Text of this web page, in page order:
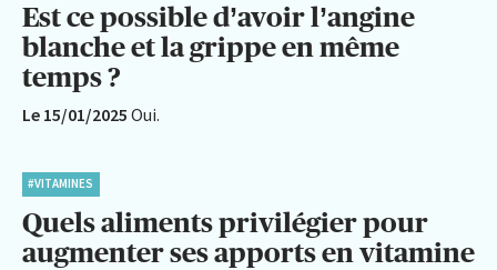
Est ce possible d’avoir l’angine
blanche et la grippe en même
temps ?
Le 15/01/2025 Oui.
#VITAMINES
Quels aliments privilégier pour
augmenter ses apports en vitamine